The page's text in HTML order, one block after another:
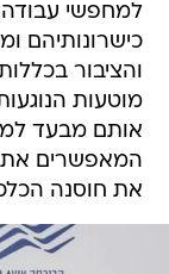
למחפשי עבודה
כישרונותיהם
והציבור
מוטעות
אותם מבעד
המאפשרים את
את חוסנה